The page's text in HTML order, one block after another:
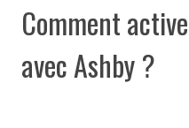
Comment
avec Ashby ?